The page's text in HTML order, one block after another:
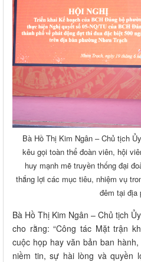
Bà Hồ Thị Kim Ngân – Chủ tịch
kêu gọi toàn thể đoàn viên, hội
huy mạnh mẽ truyền thống đại
thắng lợi các mục tiêu, nhiệm vụ
đêm tại địa
Bà Hồ Thị Kim Ngân – Chủ tịch
cho rằng: “Công tác Mặt trận
cuộc họp hay văn bản ban
niềm tin, sự hài lòng và quyền